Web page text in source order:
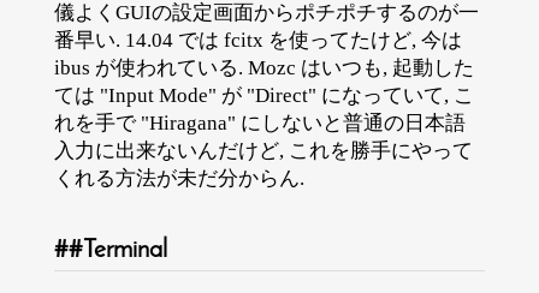
儀よくGUIの設定画面からポチポチするのが一
番早い. 14.04 では fcitx を使ってたけど, 今は
ibus が使われている. Mozc はいつも, 起動した
ては "Input Mode" が "Direct" になっていて, こ
れを手で "Hiragana" にしないと普通の日本語
入力に出来ないんだけど, これを勝手にやって
くれる方法が未だ分からん.
Terminal